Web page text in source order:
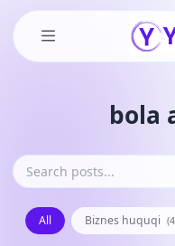
bola
All Biznes huquqi